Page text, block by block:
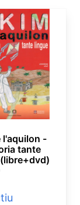
l'aquilon -
tante